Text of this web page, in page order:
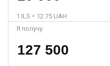
1 ILS = 12.75 UAH
Я получу